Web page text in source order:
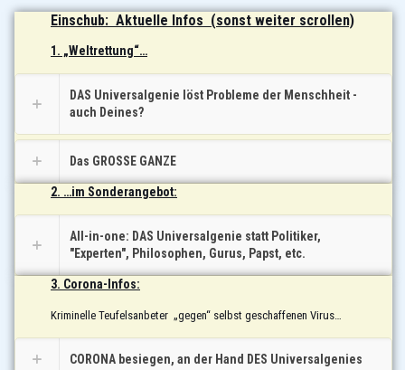
Einschub: Aktuelle Infos (sonst weiter scrollen)
1. „Weltrettung“…
DAS Universalgenie löst Probleme der Menschheit -
auch Deines?
Das GROSSE GANZE
2. …im Sonderangebot:
All-in-one: DAS Universalgenie statt Politiker,
"Experten", Philosophen, Gurus, Papst, etc.
3. Corona-Infos:
Kriminelle Teufelsanbeter „gegen“ selbst geschaffenen Virus…
CORONA besiegen, an der Hand DES Universalgenies